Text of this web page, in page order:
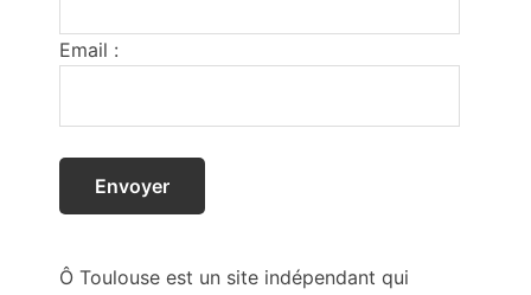
Email :
Ô Toulouse est un site indépendant qui